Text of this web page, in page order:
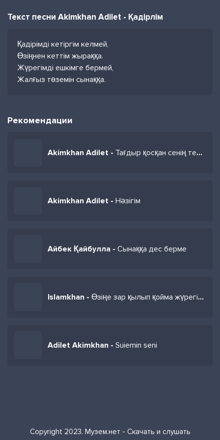
Текст песни Akimkhan Adilet - Қадірлім
Қадірімді кетіргім келмей,
Өзіңнен кеттім жыраққа.
Жүрегімді ешкімге бермей,
Жалғыз төземін сынаққа.
Рекомендации
Akimkhan Adilet - Тағдыр қосқан сенің теңің болайын
Akimkhan Adilet - Нәзігім
Айбек Қайбулла - Сынаққа дес берме
Islamkhan - Өзіңе зар қылып қойма жүрегімді жұлып қойма
Adilet Akimkhan - Suiemin seni
Copyright 2023. Музем.нет - Скачать и слушать